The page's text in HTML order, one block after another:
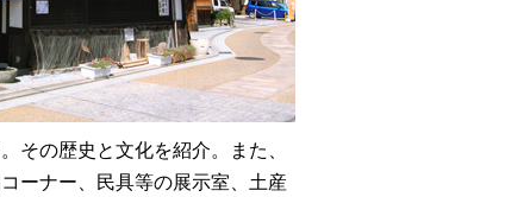
その歴史と文化を紹介。また、
ーナー、民具等の展示室、土産